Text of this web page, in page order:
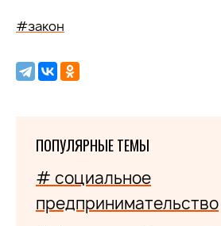
#закон
ПОПУЛЯРНЫЕ ТЕМЫ
# социальное
предпринимательство